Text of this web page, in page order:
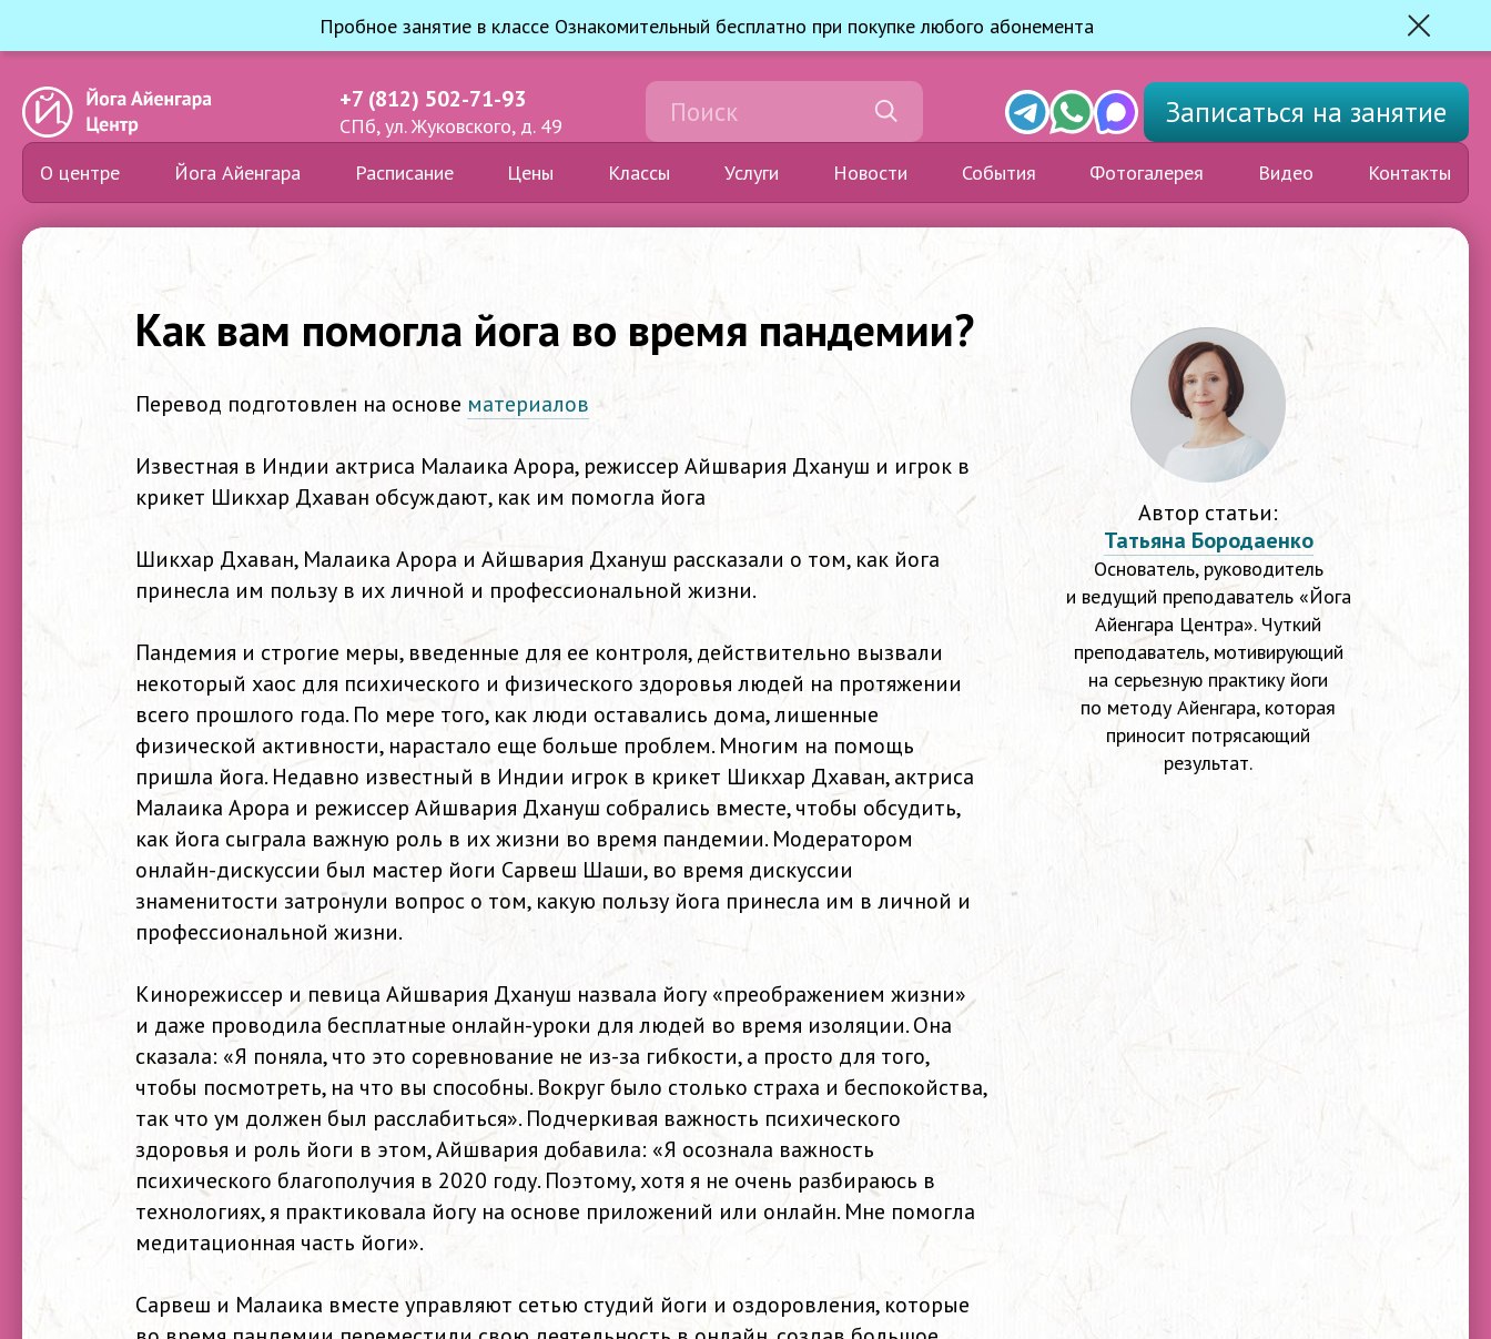
Пробное занятие в классе Ознакомительный бесплатно при покупке любого абонемента
Закрыть
+7 (812) 502-71-93
СПб, ул. Жуковского, д. 49
TelegramWhats'app
Max Записатьсяна занятие
О центре Йога Айенгара Расписание Цены Классы Услуги Новости События Фотогалерея Видео Контакты
Как вам помогла йога во время пандемии?
Перевод подготовлен на основе материалов
Известная в Индии актриса Малаика Арора, режиссер Айшвария Дхануш и игрок в
крикет Шикхар Дхаван обсуждают, как им помогла йога
Шикхар Дхаван, Малаика Арора и Айшвария Дхануш рассказали о том, как йога
принесла им пользу в их личной и профессиональной жизни.
Пандемия и строгие меры, введенные для ее контроля, действительно вызвали
некоторый хаос для психического и физического здоровья людей на протяжении
всего прошлого года. По мере того, как люди оставались дома, лишенные
физической активности, нарастало еще больше проблем. Многим на помощь
пришла йога. Недавно известный в Индии игрок в крикет Шикхар Дхаван, актриса
Малаика Арора и режиссер Айшвария Дхануш собрались вместе, чтобы обсудить,
как йога сыграла важную роль в их жизни во время пандемии. Модератором
онлайн-дискуссии был мастер йоги Сарвеш Шаши, во время дискуссии
знаменитости затронули вопрос о том, какую пользу йога принесла им в личной и
профессиональной жизни.
Кинорежиссер и певица Айшвария Дхануш назвала йогу «преображением жизни»
и даже проводила бесплатные онлайн-уроки для людей во время изоляции. Она
сказала: «Я поняла, что это соревнование не из-за гибкости, а просто для того,
чтобы посмотреть, на что вы способны. Вокруг было столько страха и беспокойства,
так что ум должен был расслабиться». Подчеркивая важность психического
здоровья и роль йоги в этом, Айшвария добавила: «Я осознала важность
психического благополучия в 2020 году. Поэтому, хотя я не очень разбираюсь в
технологиях, я практиковала йогу на основе приложений или онлайн. Мне помогла
медитационная часть йоги».
Сарвеш и Малаика вместе управляют сетью студий йоги и оздоровления, которые
Автор статьи:
Татьяна Бородаенко
Основатель, руководитель
и ведущий преподаватель «Йога
Айенгара Центра». Чуткий
преподаватель, мотивирующий
на серьезную практику йоги
по методу Айенгара, которая
приносит потрясающий
результат.